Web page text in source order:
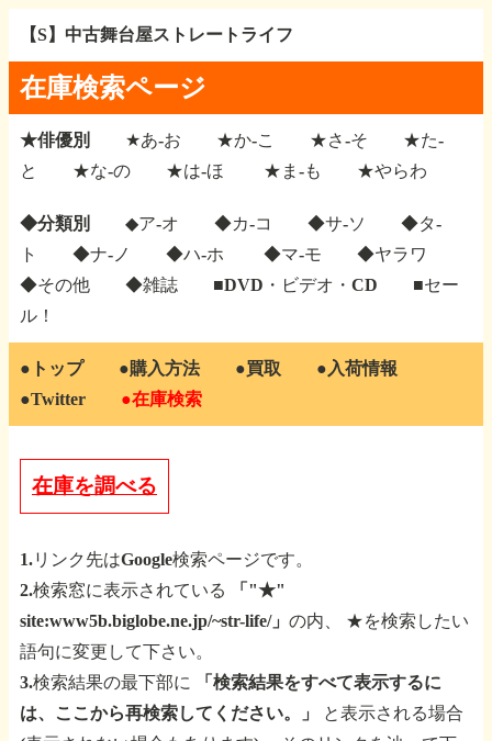
【S】中古舞台屋ストレートライフ
在庫検索ページ
★俳優別 ★あ-お ★か-こ ★さ-そ
★た-
と
★な-の ★は-ほ ★ま-も ★やらわ
◆分類別 ◆ア-オ ◆カ-コ ◆サ-ソ
◆タ-
ト
◆ナ-ノ ◆ハ-ホ ◆マ-モ
◆ヤラワ
◆その他
◆雑誌 ■DVD・ビデオ・CD
■セー
ル！
●トップ ●購入方法 ●買取
●入荷情報
●Twitter
●在庫検索
在庫を調べる
1.リンク先はGoogle検索ページです。
2.検索窓に表示されている
「"★"
site:www5b.biglobe.ne.jp/~str-life/」 の内、
★を検索したい
語句に変更して下さい。
3.検索結果の最下部に
「検索結果をすべて表示するに
は、ここから再検索してください。」
と表示される場合